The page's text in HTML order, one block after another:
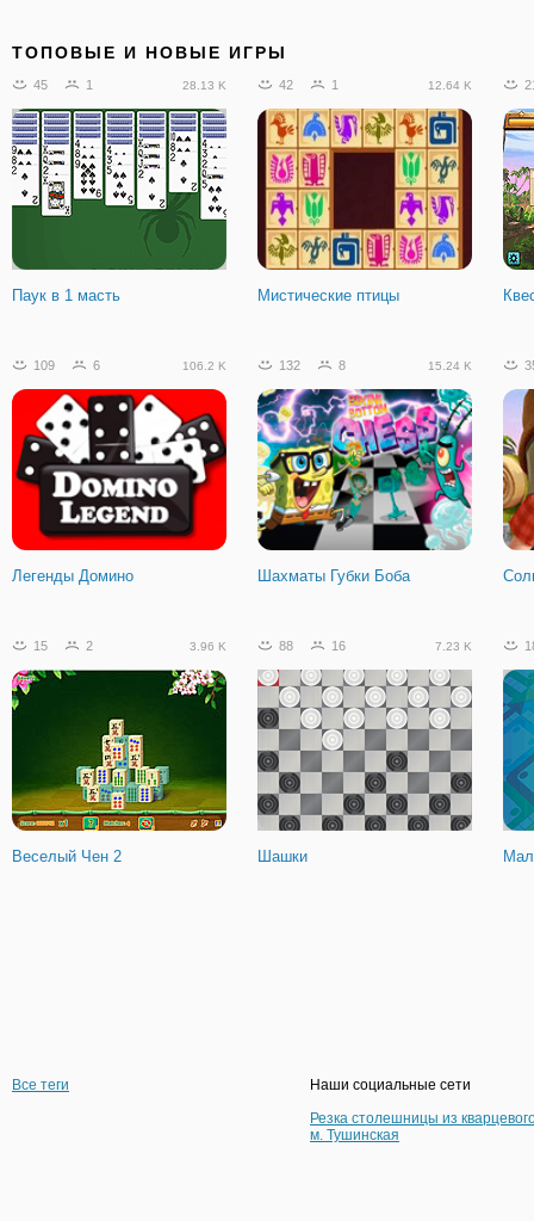
Домино с Компьютером Игра Tripeaks
Рождество Пасьянс
ТОПОВЫЕ И НОВЫЕ ИГРЫ
45 1 28.13 K
Паук в 1 масть
42 1 12.64 K
Мистические птицы
109 6 106.2 K
Легенды Домино
132 8 15.24 K
Шахматы Губки Боба
15 2 3.96 K
Веселый Чен 2
88 16 7.23 K
Шашки
Все теги
Наши социальные сети
Резка столешницы из
м. Тушинская